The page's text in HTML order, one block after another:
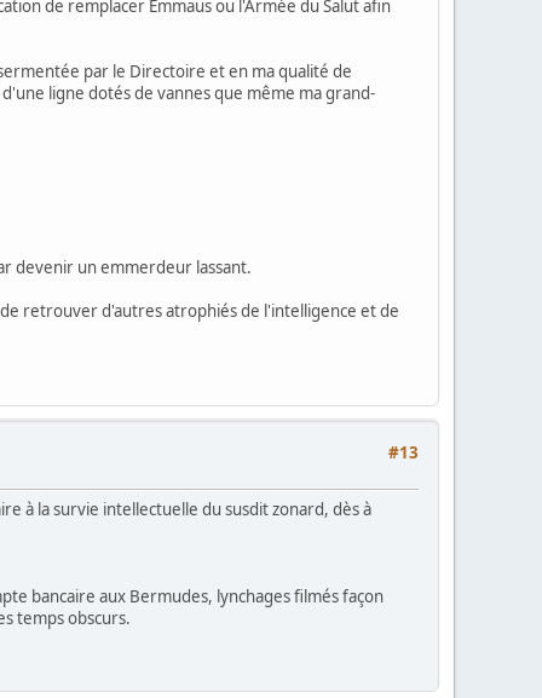
de remplacer Emmaüs ou l'Armée du Salut afin
par le Directoire et en ma qualité de
ligne dotés de vannes que même ma grand-
devenir un emmerdeur lassant.
retrouver d'autres atrophiés de l'intelligence et de
#13
à la survie intellectuelle du susdit zonard, dès à
bancaire aux Bermudes, lynchages filmés façon
temps obscurs.